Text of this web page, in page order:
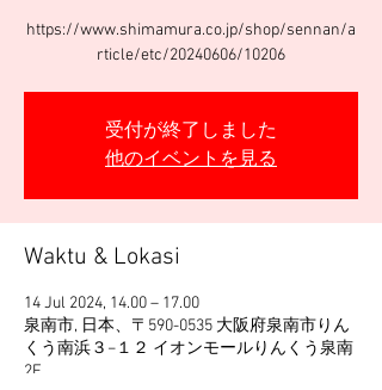
https://www.shimamura.co.jp/shop/sennan/a
rticle/etc/20240606/10206
受付が終了しました
他のイベントを見る
Waktu & Lokasi
14 Jul 2024, 14.00 – 17.00
泉南市, 日本、〒590-0535 大阪府泉南市りん
くう南浜３−１２ イオンモールりんくう泉南
2F